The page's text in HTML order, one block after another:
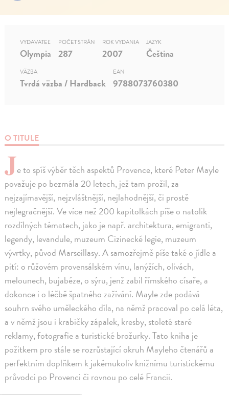
O TITULE
Je to spíš výběr těch aspektů Provence, které Peter Mayle
považuje po bezmála 20 letech, jež tam prožil, za
nejzajímavější, nejzvláštnější, nejlahodnější, či prostě
nejlegračnější. Ve více než 200 kapitolkách píše o natolik
rozdílných tématech, jako je např. architektura, emigranti,
legendy, levandule, muzeum Cizinecké legie, muzeum
vývrtky, původ Marseillasy. A samozřejmě píše také o jídle a
pití: o růžovém provensálském vínu, lanýžích, olivách,
melounech, bujabéze, o sýru, jenž zabil římského císaře, a
dokonce i o léčbě špatného zažívání. Mayle zde podává
souhrn svého uměleckého díla, na němž pracoval po celá léta,
a v němž jsou i krabičky zápalek, kresby, stoleté staré
reklamy, fotografie a turistické brožurky. Tato kniha je
požitkem pro stále se rozrůstající okruh Mayleho čtenářů a
perfektním doplňkem k jakémukoliv knižnímu turistickému
průvodci po Provenci či rovnou po celé Francii.
VYDAVATEĽ
Olympia
POČET STRÁN
287
ROK VYDANIA
2007
JAZYK
Čeština
VÄZBA
Tvrdá väzba / Hardback
EAN
9788073760380